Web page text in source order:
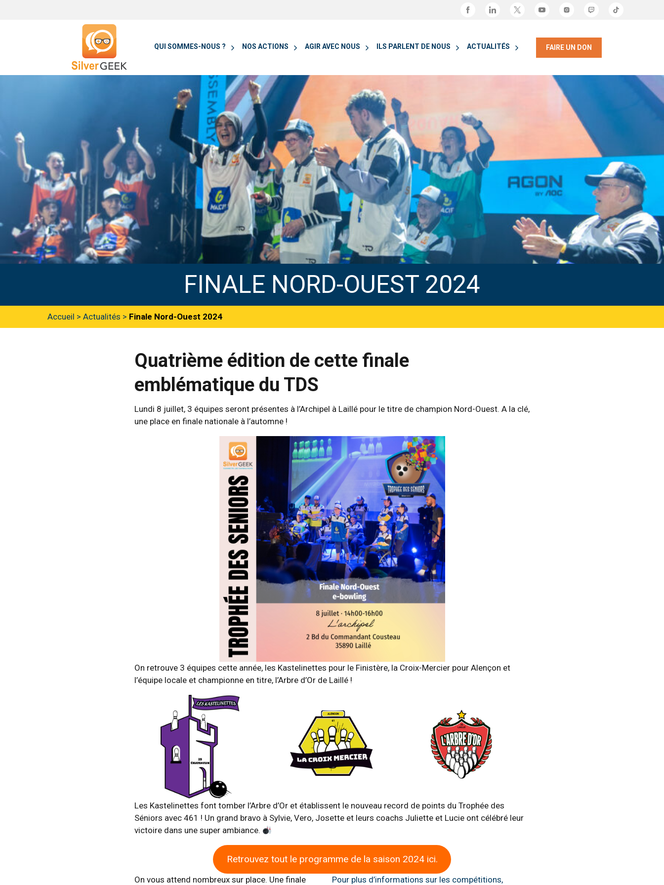
QUI SOMMES-NOUS ? NOS ACTIONS AGIR AVEC NOUS ILS PARLENT DE NOUS ACTUALITÉS FAIRE UN DON
FINALE NORD-OUEST 2024
Accueil > Actualités > Finale Nord-Ouest 2024
Quatrième édition de cette finale
emblématique du TDS
Lundi 8 juillet, 3 équipes seront présentes à l’Archipel à Laillé pour le titre de champion Nord-Ouest. A la clé,
une place en finale nationale à l’automne !
On retrouve 3 équipes cette année, les Kastelinettes pour le Finistère, la Croix-Mercier pour Alençon et
l’équipe locale et championne en titre, l’Arbre d’Or de Laillé !
Les Kastelinettes font tomber l’Arbre d’Or et établissent le nouveau record de points du Trophée des
Séniors avec 461 ! Un grand bravo à Sylvie, Vero, Josette et leurs coachs Juliette et Lucie ont célébré leur
victoire dans une super ambiance.
Retrouvez tout le programme de la saison 2024 ici.
On vous attend nombreux sur place. Une finale Pour plus d’informations sur les compétitions,